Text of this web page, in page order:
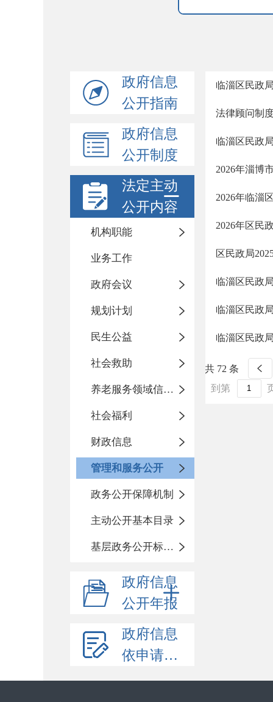
政府信息
公开指南
政府信息
公开制度
法定主动
公开内容
机构职能
业务工作
政府会议
规划计划
民生公益
社会救助
养老服务领域信息公开专栏
社会福利
财政信息
管理和服务公开
政务公开保障机制
主动公开基本目录
基层政务公开标准化目录
政府信息
公开年报
政府信息
依申请公开
临淄区民政
法律顾问制
临淄区民政
2026年淄博
2026年临淄
2026年区民
区民政局
临淄区民政
临淄区民政
临淄区民政
共 72 条
到第